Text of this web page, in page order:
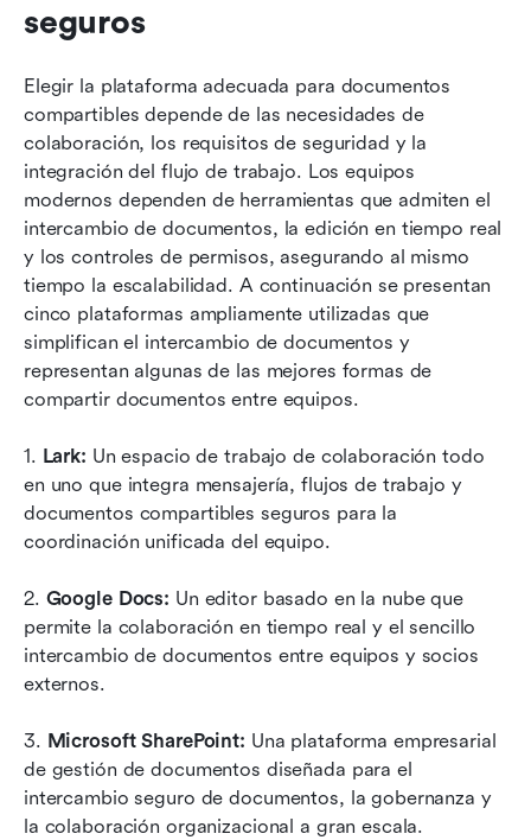
seguros
Elegir la plataforma adecuada para documentos
compartibles depende de las necesidades de
colaboración, los requisitos de seguridad y la
integración del flujo de trabajo. Los equipos
modernos dependen de herramientas que admiten el
intercambio de documentos, la edición en tiempo real
y los controles de permisos, asegurando al mismo
tiempo la escalabilidad. A continuación se presentan
cinco plataformas ampliamente utilizadas que
simplifican el intercambio de documentos y
representan algunas de las mejores formas de
compartir documentos entre equipos.
1. Lark: Un espacio de trabajo de colaboración todo
en uno que integra mensajería, flujos de trabajo y
documentos compartibles seguros para la
coordinación unificada del equipo.
2. Google Docs: Un editor basado en la nube que
permite la colaboración en tiempo real y el sencillo
intercambio de documentos entre equipos y socios
externos.
3. Microsoft SharePoint: Una plataforma empresarial
de gestión de documentos diseñada para el
intercambio seguro de documentos, la gobernanza y
la colaboración organizacional a gran escala.